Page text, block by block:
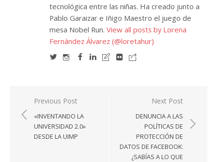
tecnológica entre las niñas. Ha creado junto a
Pablo Garaizar e Iñigo Maestro el juego de
mesa Nobel Run. View all posts by Lorena
Fernández Álvarez (@loretahur)
Navegación
de
entradas
Previous Post
«INVENTANDO LA
UNIVERSIDAD 2.0»
DESDE LA UIMP
Next Post
DENUNCIA A LAS
POLÍTICAS DE
PROTECCIÓN DE
DATOS DE FACEBOOK:
¿SABÍAS A LO QUE